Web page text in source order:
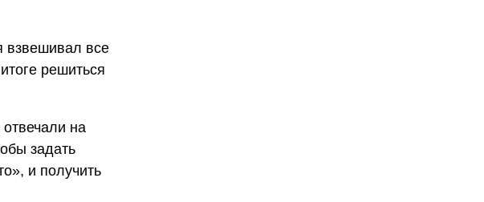
взвешивал все
решиться
на
задать
и получить